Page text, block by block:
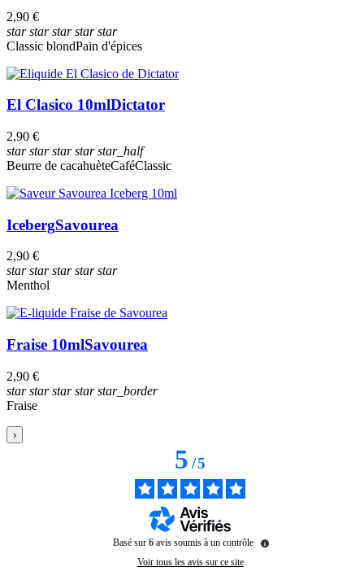
2,90 €
starstarstarstarstar
Classic blondPain d'épices
El Clasico 10mlDictator
2,90 €
starstarstarstarstar_half
Beurre de cacahuèteCaféClassic
IcebergSavourea
2,90 €
starstarstarstarstar
Menthol
Fraise 10mlSavourea
2,90 €
starstarstarstarstar_border
Fraise
›
5/5
Basé sur 6 avis soumis à un contrôle
Voir tous les avis sur ce site